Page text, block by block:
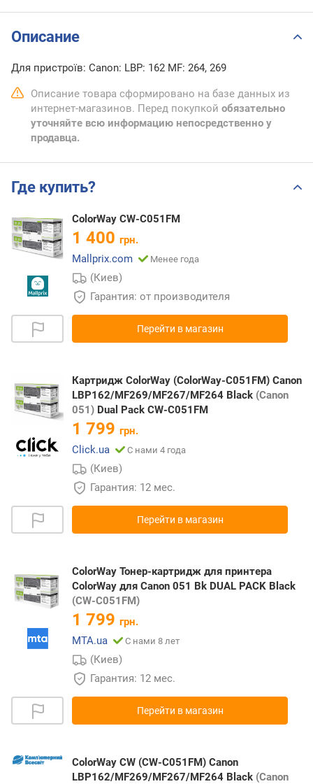
Описание
Для пристроїв: Canon: LBP: 162 MF: 264, 269
Описание товара сформировано на базе данных из
интернет-магазинов. Перед покупкой обязательно
уточняйте всю информацию непосредственно у
продавца.
Где купить?
ColorWay CW-C051FM
1 400 грн.
Mallprix.com
Менее года
(Киев)
Гарантия: от производителя
Перейти в магазин
Картридж ColorWay (ColorWay-C051FM) Canon
LBP162/MF269/MF267/MF264 Black (Canon
051) Dual Pack CW-C051FM
1 799 грн.
Click.ua
С нами 4 года
(Киев)
Гарантия: 12 мес.
Перейти в магазин
ColorWay Тонер-картридж для принтера
ColorWay для Canon 051 Bk DUAL PACK Black
(CW-C051FM)
1 799 грн.
MTA.ua
С нами 8 лет
(Киев)
Гарантия: 12 мес.
Перейти в магазин
ColorWay CW (CW-C051FM) Canon
LBP162/MF269/MF267/MF264 Black (Canon